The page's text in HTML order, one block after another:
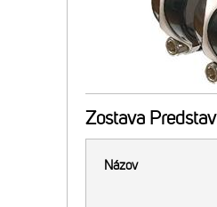
Zostava
Názov